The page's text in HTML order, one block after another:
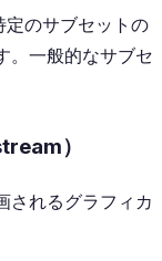
定のサブセットの
。一般的なサブセ
）
されるグラフィカ